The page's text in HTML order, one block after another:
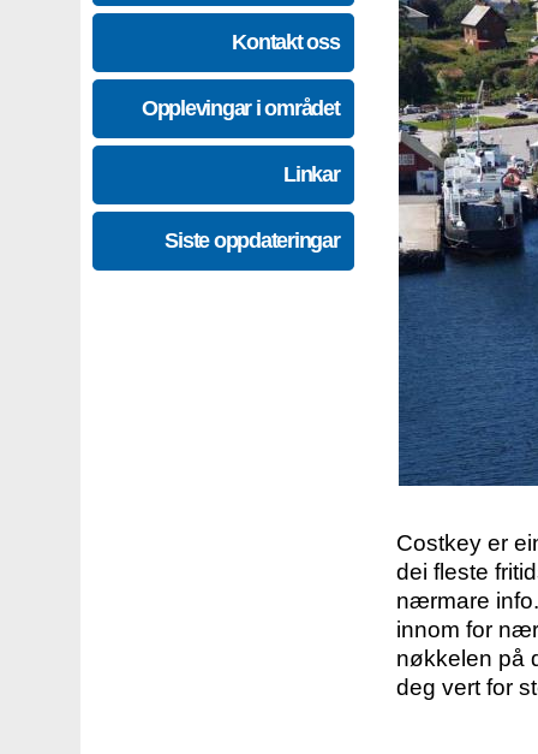
Kontakt oss
Opplevingar i området
Linkar
Siste oppdateringar
Costkey er
dei fleste
nærmare
innom for
nøkkelen på
deg vert for